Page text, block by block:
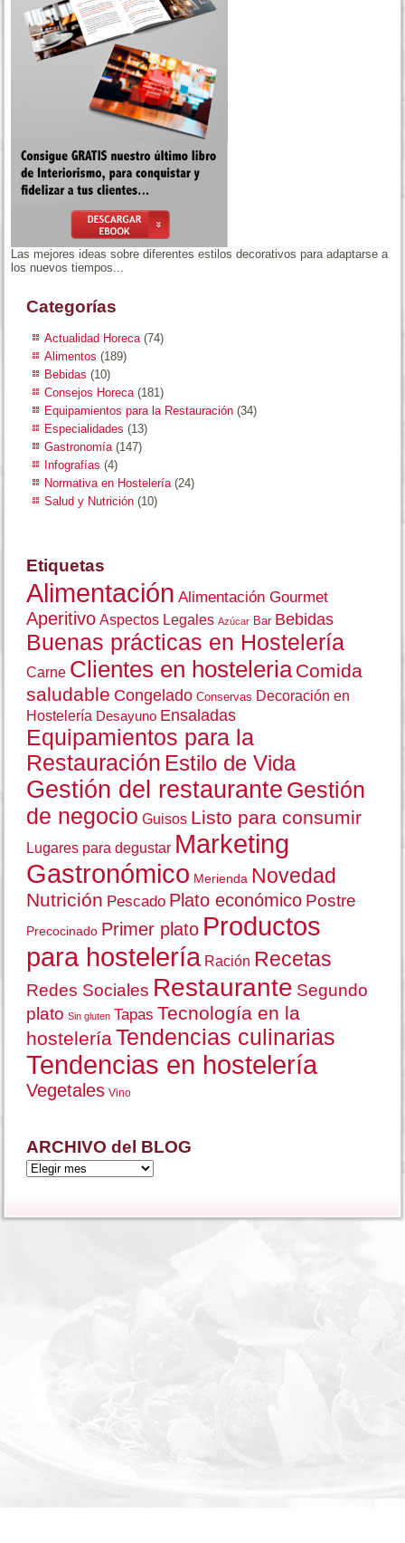
Las mejores ideas sobre diferentes estilos decorativos para adaptarse a
los nuevos tiempos...
Categorías
Actualidad Horeca (74)
Alimentos (189)
Bebidas (10)
Consejos Horeca (181)
Equipamientos para la Restauración (34)
Especialidades (13)
Gastronomía (147)
Infografías (4)
Normativa en Hostelería (24)
Salud y Nutrición (10)
Etiquetas
Alimentación Alimentación Gourmet
Aperitivo Aspectos Legales Azúcar Bar Bebidas
Buenas prácticas en Hostelería
Carne Clientes en hosteleriaComida
saludable Congelado Conservas Decoración en
Hostelería Desayuno Ensaladas
Equipamientos para la
Restauración Estilo de Vida
Gestión del restaurante Gestión
de negocio Guisos Listo para consumir
Lugares para degustar Marketing
Gastronómico Merienda Novedad
Nutrición Pescado Plato económico Postre
Precocinado Primer plato Productos
para hostelería Ración Recetas
Redes Sociales Restaurante Segundo
plato Sin gluten Tapas Tecnología en la
hostelería Tendencias culinarias
Tendencias en hostelería
Vegetales Vino
ARCHIVO del BLOG